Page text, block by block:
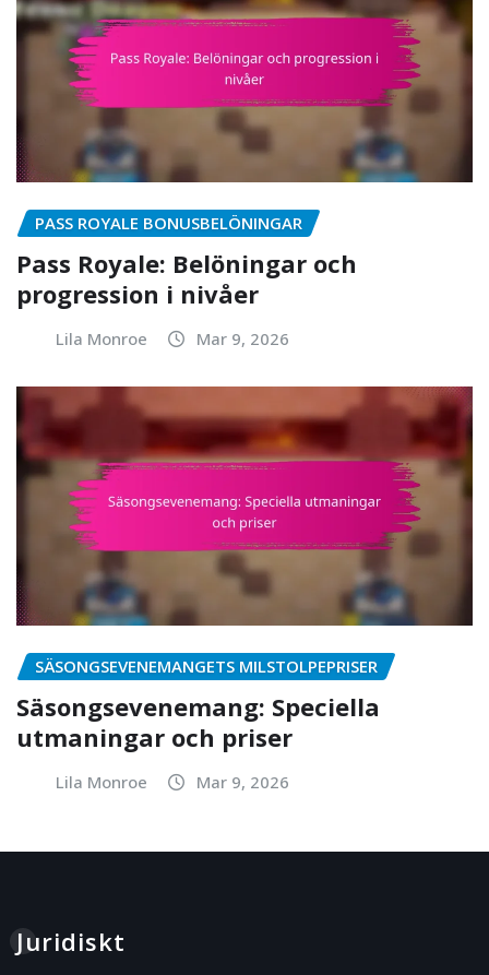
PASS ROYALE BONUSBELÖNINGAR
Pass Royale: Belöningar och
progression i nivåer
Lila Monroe Mar 9, 2026
SÄSONGSEVENEMANGETS MILSTOLPEPRISER
Säsongsevenemang: Speciella
utmaningar och priser
Lila Monroe Mar 9, 2026
Juridiskt